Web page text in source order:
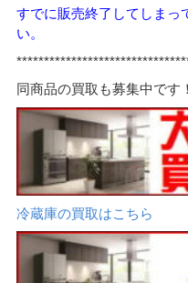
すでに販売終了してし まっ
い。
*****
同商品の買取も募集中です！
冷蔵庫の買取はこちら